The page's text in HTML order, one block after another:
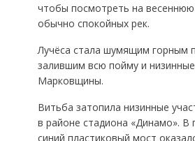
чтобы посмотреть на
обычно спокойных рек.
Лучёса стала шумящим горным
залившим всю пойму и низинные
Марковщины.
Витьба затопила низинные
в районе стадиона «Динамо». В
синий пластиковый мост